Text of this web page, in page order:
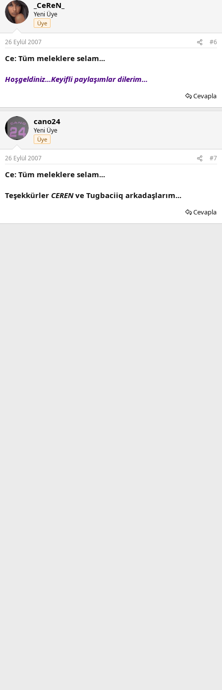
_CeReN_
Yeni Üye
Üye
26 Eylül 2007 #6
Ce: Tüm meleklere selam...
Hoşgeldiniz...Keyifli paylaşımlar dilerim...
Cevapla
cano24
Yeni Üye
Üye
26 Eylül 2007 #7
Ce: Tüm meleklere selam...
Teşekkürler CERENve Tugbaciiq arkadaşlarım...
Cevapla